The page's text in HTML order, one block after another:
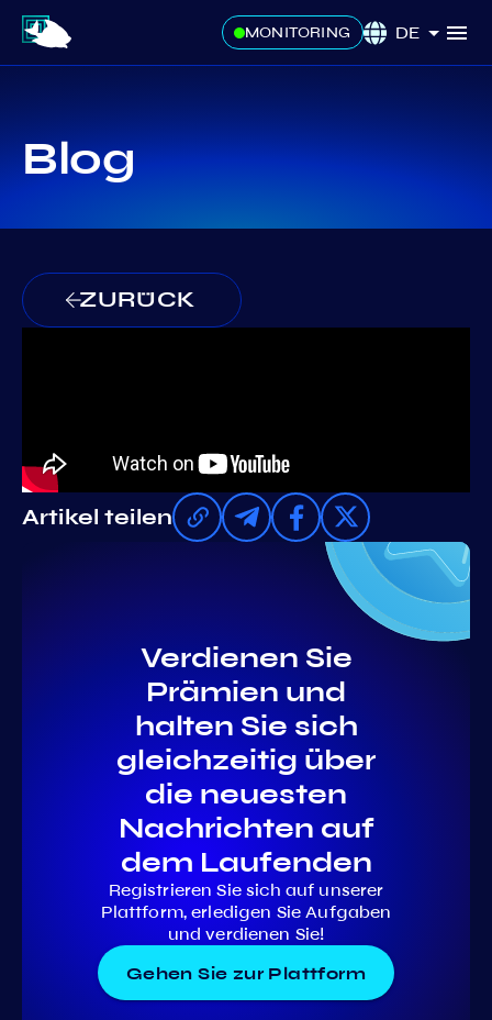
MONITORING DE
Blog
ZURÜCK
Artikel teilen
Verdienen Sie
Prämien und
halten Sie sich
gleichzeitig über
die neuesten
Nachrichten auf
dem Laufenden
Registrieren Sie sich auf unserer
Plattform, erledigen Sie Aufgaben
und verdienen Sie!
Gehen Sie zur Plattform